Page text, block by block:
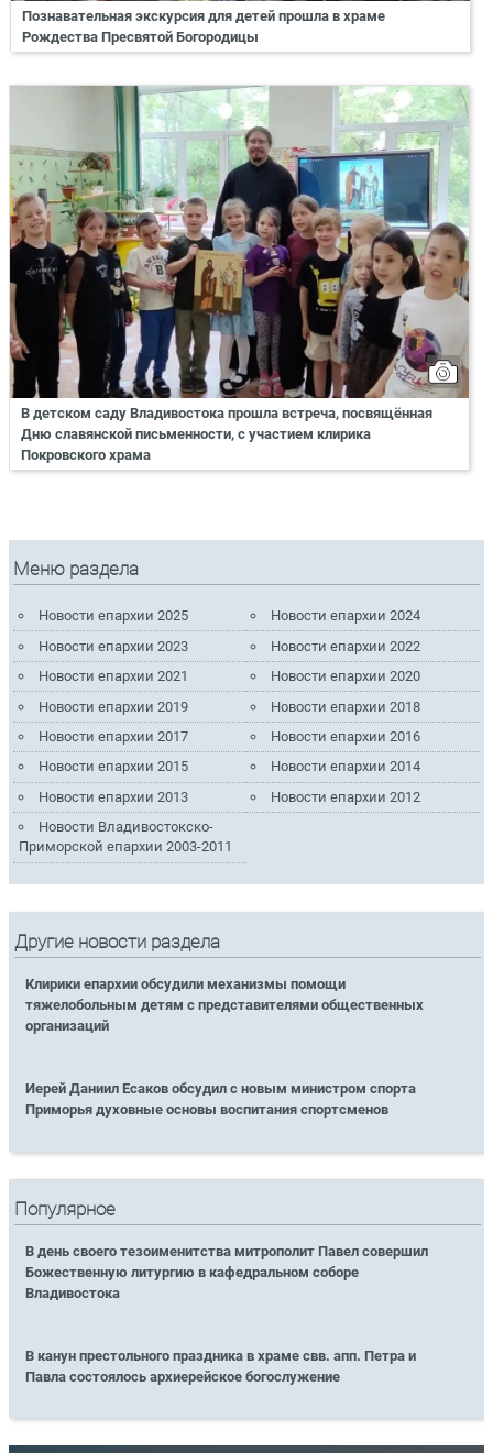
Познавательная экскурсия для детей прошла в храме
Рождества Пресвятой Богородицы
В детском саду Владивостока прошла встреча, посвящённая
Дню славянской письменности, с участием клирика
Покровского храма
Меню раздела
Новости епархии 2025
Новости епархии 2024
Новости епархии 2023
Новости епархии 2022
Новости епархии 2021
Новости епархии 2020
Новости епархии 2019
Новости епархии 2018
Новости епархии 2017
Новости епархии 2016
Новости епархии 2015
Новости епархии 2014
Новости епархии 2013
Новости епархии 2012
Новости Владивостокско-
Приморской епархии 2003-2011
Другие новости раздела
Клирики епархии обсудили механизмы помощи
тяжелобольным детям с представителями общественных
организаций
Иерей Даниил Есаков обсудил с новым министром спорта
Приморья духовные основы воспитания спортсменов
Популярное
В день своего тезоименитства митрополит Павел совершил
Божественную литургию в кафедральном соборе
Владивостока
В канун престольного праздника в храме свв. апп. Петра и
Павла состоялось архиерейское богослужение